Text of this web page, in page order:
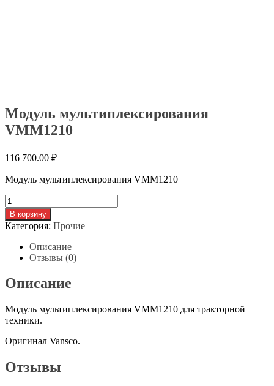
Модуль мультиплексирования
VMM1210
116 700.00 ₽
Модуль мультиплексирования VMM1210
Количество
товара
Модуль
мультиплексирования
VMM1210
В корзину
Категория: Прочие
Описание
Отзывы (0)
Описание
Модуль мультиплексирования VMM1210 для тракторной
техники.
Оригинал Vansco.
Отзывы